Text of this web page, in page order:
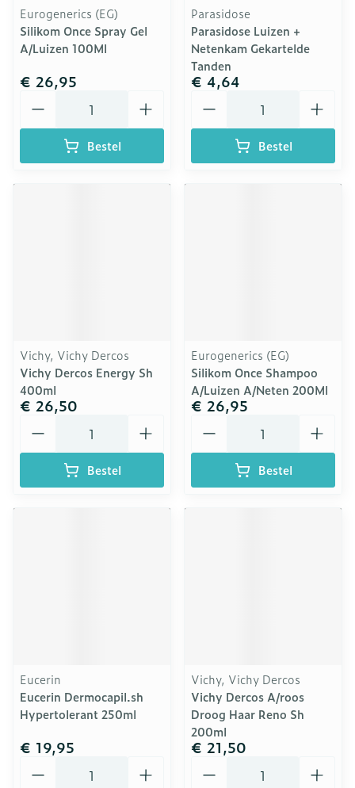
Eurogenerics (EG)
Silikom Once Spray Gel
A/Luizen 100Ml
€ 26,95
Bestel
Parasidose
Parasidose Luizen +
Netenkam Gekartelde
Tanden
€ 4,64
Bestel
Vichy, Vichy Dercos
Vichy Dercos Energy Sh
400ml
€ 26,50
Bestel
Eurogenerics (EG)
Silikom Once Shampoo
A/Luizen A/Neten 200Ml
€ 26,95
Bestel
Eucerin
Eucerin Dermocapil.sh
Hypertolerant 250ml
€ 19,95
Vichy, Vichy Dercos
Vichy Dercos A/roos
Droog Haar Reno Sh
200ml
€ 21,50